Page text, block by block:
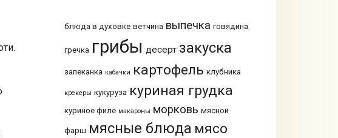
блюда в духовке ветчина выпечка говядина
гречка грибы десерт закуска
запеканка кабачки картофель клубника
крекеры кукуруза куриная грудка
куриное филе макароны морковь мясной
фарш мясные блюда мясо